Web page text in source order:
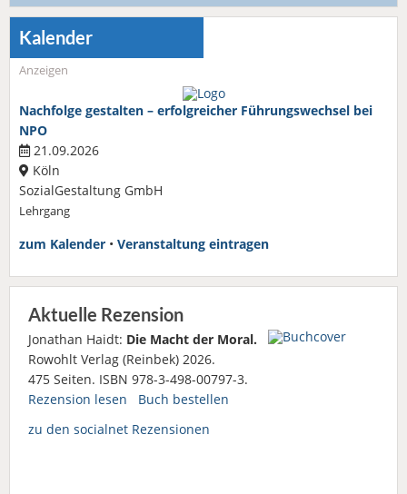
Kalender
Anzeigen
Nachfolge gestalten – erfolgreicher Führungswechsel bei
NPO
21.09.2026
Köln
SozialGestaltung GmbH
Lehrgang
zum Kalender • Veranstaltung eintragen
Aktuelle Rezension
Jonathan Haidt: Die Macht der Moral.
Rowohlt Verlag (Reinbek) 2026.
475 Seiten. ISBN 978-3-498-00797-3.
Rezension lesen
Buch bestellen
zu den socialnet Rezensionen